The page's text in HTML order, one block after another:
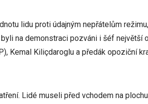
lidu proti údajným nepřátelům
na demonstraci pozváni i šéf největší
Kemal Kiliçdaroglu a předák opoziční
Lidé museli před vchodem na